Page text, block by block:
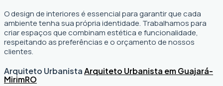
O design de interiores é essencial para garantir que cada
ambiente tenha sua própria identidade. Trabalhamos para
criar espaços que combinam estética e funcionalidade,
respeitando as preferências e o orçamento de nossos
clientes.
Arquiteto UrbanistaArquiteto Urbanista em Guajará-
MirimRO